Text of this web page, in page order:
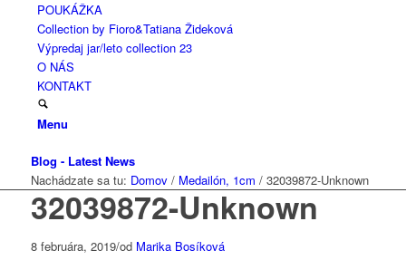
POUKÁŽKA
Collection by Fioro&Tatiana Žideková
Výpredaj jar/leto collection 23
O NÁS
KONTAKT
Menu
Blog - Latest News
Nachádzate sa tu: Domov / Medailón, 1cm / 32039872-Unknown
32039872-Unknown
8 februára, 2019/od Marika Bosíková